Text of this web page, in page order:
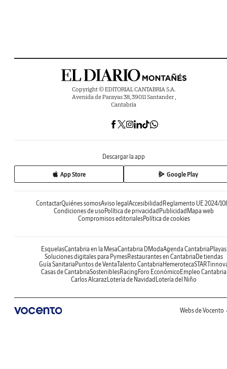
Copyright © EDITORIAL CANTABRIA S.A.
Avenida de Parayas 38, 39011 Santander ,
Cantabria
Descargar la app
App Store Google Play
ContactarQuiénes somosAviso legal Accesibilidad Reglamento UE 2024/
Condiciones de uso Política de privacidad Publicidad Mapa web
Compromisos editorialesPolítica de cookies
EsquelasCantabria en la MesaCantabria DModaAgenda Cantabria Playas
Soluciones digitales para PymesRestaurantes en Cantabria De tiendas
Guía Sanitaria Puntos de VentaTalento Cantabria Hemeroteca
Casas de CantabriaSosteniblesRacing Foro Económico Empleo Cantabria
Carlos AlcarazLotería de Navidad Lotería del Niño
Webs de Vocento